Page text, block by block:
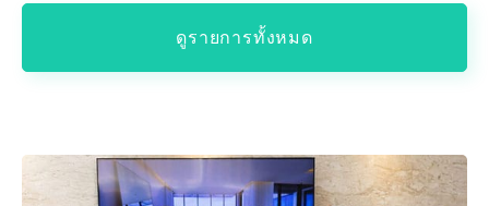
ดูรายการทั้งหมด